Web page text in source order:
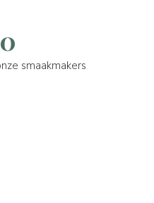
smaakmakers